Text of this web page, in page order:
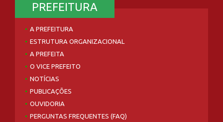
PREFEITURA
A PREFEITURA
ESTRUTURA ORGANIZACIONAL
A PREFEITA
O VICE PREFEITO
NOTÍCIAS
PUBLICAÇÕES
OUVIDORIA
PERGUNTAS FREQUENTES (FAQ)